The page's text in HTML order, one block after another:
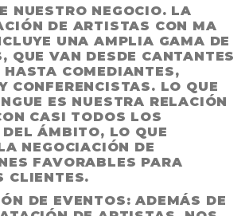
NUESTRO NEGOCIO. LA
DE ARTISTAS CON MA
UNA AMPLIA GAMA DE
QUE VAN DESDE CANTANTES
COMEDIANTES,
CONFERENCISTAS. LO QUE
ES NUESTRA RELACIÓN
CASI TODOS LOS
ÁMBITO, LO QUE
NEGOCIACIÓN DE
FAVORABLES PARA
CLIENTES.
DE EVENTOS: ADEMÁS DE